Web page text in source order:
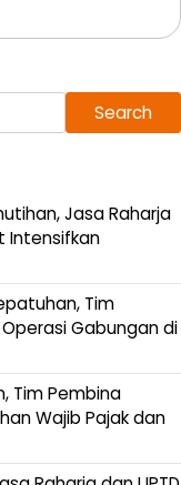
Search
Jasa Raharja
Intensifkan
Tim
Gabungan di
Tim Pembina
Wajib Pajak dan